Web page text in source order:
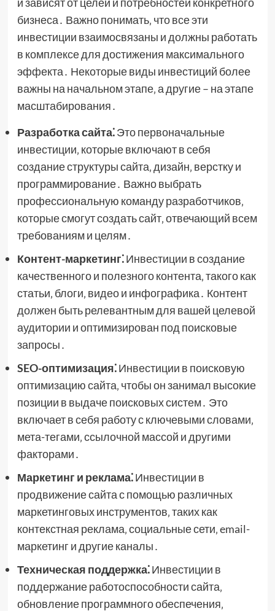
бизнеса․ Важно понимать‚ что все эти
инвестиции взаимосвязаны и должны работать
в комплексе для достижения максимального
эффекта․ Некоторые виды инвестиций более
важны на начальном этапе‚ а другие – на этапе
масштабирования․
Разработка сайта⁚Это первоначальные
инвестиции‚ которые включают в себя
создание структуры сайта‚ дизайн‚ верстку и
программирование․ Важно выбрать
профессиональную команду разработчиков‚
которые смогут создать сайт‚ отвечающий всем
требованиям и целям․
Контент-маркетинг⁚Инвестиции в создание
качественного и полезного контента‚ такого как
статьи‚ блоги‚ видео и инфографика․ Контент
должен быть релевантным для вашей целевой
аудитории и оптимизирован под поисковые
запросы․
SEO-оптимизация⁚Инвестиции в поисковую
оптимизацию сайта‚ чтобы он занимал высокие
позиции в выдаче поисковых систем․ Это
включает в себя работу с ключевыми словами‚
мета-тегами‚ ссылочной массой и другими
факторами․
Маркетинг и реклама⁚Инвестиции в
продвижение сайта с помощью различных
маркетинговых инструментов‚ таких как
контекстная реклама‚ социальные сети‚ email-
маркетинг и другие каналы․
Техническая поддержка⁚Инвестиции в
поддержание работоспособности сайта‚
обновление программного обеспечения‚